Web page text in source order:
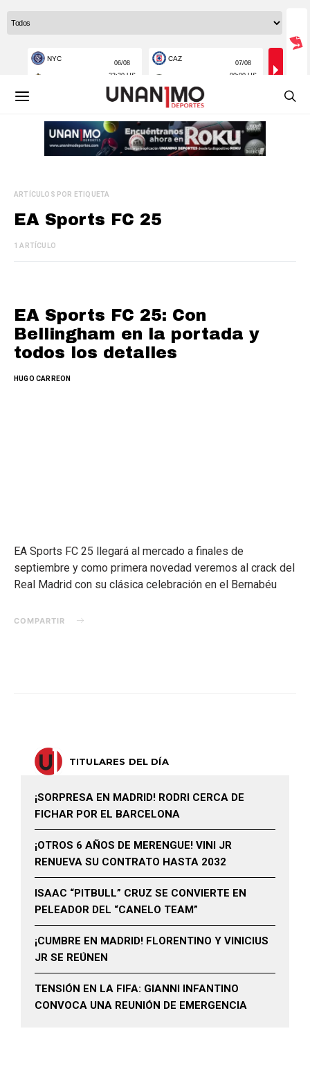
ARTÍCULOS POR ETIQUETA
EA Sports FC 25
1 ARTÍCULO
EA Sports FC 25: Con
Bellingham en la portada y
todos los detalles
HUGO CARREON
EA Sports FC 25 llegará al mercado a finales de
septiembre y como primera novedad veremos al crack del
Real Madrid con su clásica celebración en el Bernabéu
COMPARTIR
TITULARES DEL DÍA
¡SORPRESA EN MADRID! RODRI CERCA DE
FICHAR POR EL BARCELONA
¡OTROS 6 AÑOS DE MERENGUE! VINI JR
RENUEVA SU CONTRATO HASTA 2032
ISAAC “PITBULL” CRUZ SE CONVIERTE EN
PELEADOR DEL “CANELO TEAM”
¡CUMBRE EN MADRID! FLORENTINO Y VINICIUS
JR SE REÚNEN
TENSIÓN EN LA FIFA: GIANNI INFANTINO
CONVOCA UNA REUNIÓN DE EMERGENCIA